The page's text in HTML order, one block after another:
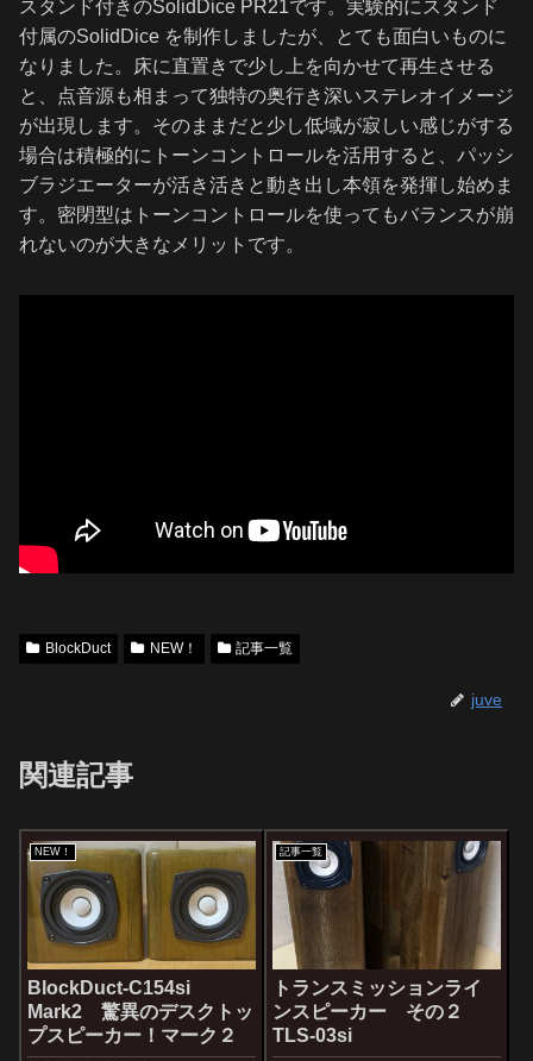
スタンド付きのSolidDice PR21です。実験的にスタンド
付属のSolidDice を制作しましたが、とても面白いものに
なりました。床に直置きで少し上を向かせて再生させる
と、点音源も相まって独特の奥行き深いステレオイメージ
が出現します。そのままだと少し低域が寂しい感じがする
場合は積極的にトーンコントロールを活用すると、パッシ
ブラジエーターが活き活きと動き出し本領を発揮し始めま
す。密閉型はトーンコントロールを使ってもバランスが崩
れないのが大きなメリットです。
BlockDuct NEW！ 記事一覧
juve
関連記事
NEW！
BlockDuct-C154si
Mark2 驚異のデスクトッ
プスピーカー！マーク２
記事一覧
トランスミッションライ
ンスピーカー その２
TLS-03si